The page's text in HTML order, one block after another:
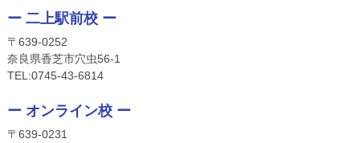
ー 二上駅前校 ー
〒639-0252
奈良県香芝市穴虫56-1
TEL:0745-43-6814
ー オンライン校 ー
〒639-0231